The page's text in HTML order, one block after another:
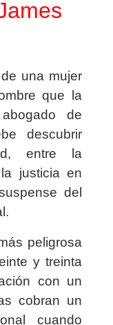
una mujer
que la
de
descubrir
entre la
justicia en
del
peligrosa
y treinta
con un
cobran un
cuando